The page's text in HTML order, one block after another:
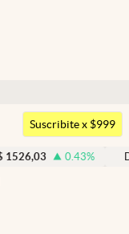
Argentina
Suscribite x $999
0.43% DÓLAR BNA